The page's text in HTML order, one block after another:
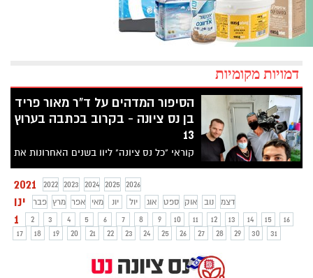
דמויות מקומיות
הסיפור המדהים על ד"ר מאור פריד
בן נס ציונה - בקרוב בכתבה בערוץ
13
קוראי "כל נס ציונה" ליוו בשנים האחרונות את
הצעיר הנס ציוני המיוחד הזה בנתיב ההצלחה
שלו, כמדען מוערך המרצה על תחום שייחודי
לו- השילוב בין בינה מלאכותית ותחום
הדינימיקה הלא-לינארית ותורת הכאוס,
כבסיס לחיזוי רעידות אדמה !. נזכיר לכם כי
מדובר במי שהיה נער אלים, בעל הפרעות
קשב וריכוז חריפות, הראשון במשפחתו שלמד
בבית-ספר תיכון וחסר כל כיוון ומטרה –
2021 2022 2023 2024 2025 2026
ינו פבר מרץ אפר מאי יונ יול אוג ספט אוק נוב דצמ
1 2 3 4 5 6 7 8 9 10 11 12 13 14 15
16
17
18 19 20 21 22 23 24 25 26 27 28 29 30 31